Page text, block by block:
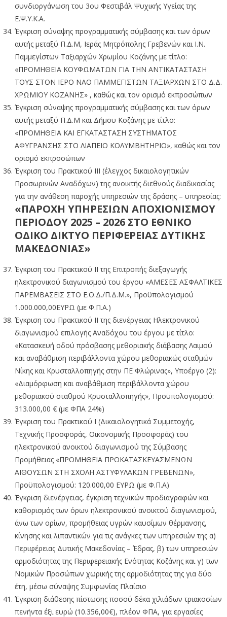
συνδιοργάνωση του 3ου Φεστιβάλ Ψυχικής Υγείας της
Ε.Ψ.Υ.Κ.Α.
Έγκριση σύναψης προγραμματικής σύμβασης και των όρων
αυτής μεταξύ Π.Δ.Μ, Ιεράς Μητρόπολης Γρεβενών και Ι.Ν.
Παμμεγίστων Ταξιαρχών Χρωμίου Κοζάνης με τίτλο:
«ΠΡΟΜΗΘΕΙΑ ΚΟΥΦΩΜΑΤΩΝ ΓΙΑ ΤΗΝ ΑΝΤΙΚΑΤΑΣΤΑΣΗ
ΤΟΥΣ ΣΤΟΝ ΙΕΡΟ ΝΑΟ ΠΑΜΜΕΓΙΣΤΩΝ ΤΑΞΙΑΡΧΩΝ ΣΤΟ Δ.Δ.
ΧΡΩΜΙΟΥ ΚΟΖΑΝΗΣ» , καθώς και τον ορισμό εκπροσώπων
Έγκριση σύναψης προγραμματικής σύμβασης και των όρων
αυτής μεταξύ Π.Δ.Μ και Δήμου Κοζάνης με τίτλο:
«ΠΡΟΜΗΘΕΙΑ ΚΑΙ ΕΓΚΑΤΑΣΤΑΣΗ ΣΥΣΤΗΜΑΤΟΣ
ΑΦΥΓΡΑΝΣΗΣ ΣΤΟ ΛΙΑΠΕΙΟ ΚΟΛΥΜΒΗΤΗΡΙΟ», καθώς και τον
ορισμό εκπροσώπων
Έγκριση του Πρακτικού IIΙ (έλεγχος δικαιολογητικών
Προσωρινών Αναδόχων) της ανοικτής διεθνούς διαδικασίας
για την ανάθεση παροχής υπηρεσιών της δράσης – υπηρεσίας:
«ΠΑΡΟΧΗ ΥΠΗΡΕΣΙΩΝ ΑΠΟΧΙΟΝΙΣΜΟΥ
ΠΕΡΙΟΔΟΥ 2025 – 2026 ΣΤΟ ΕΘΝΙΚΟ
ΟΔΙΚΟ ΔΙΚΤΥΟ ΠΕΡΙΦΕΡΕΙΑΣ ΔΥΤΙΚΗΣ
ΜΑΚΕΔΟΝΙΑΣ»
Έγκριση του Πρακτικού IΙ της Επιτροπής διεξαγωγής
ηλεκτρονικού διαγωνισμού του έργου «ΑΜΕΣΕΣ ΑΣΦΑΛΤΙΚΕΣ
ΠΑΡΕΜΒΑΣΕΙΣ ΣΤΟ Ε.Ο.Δ./Π.Δ.Μ.», Προϋπολογισμού
1.000.000,00ΕΥΡΩ (με Φ.Π.Α.)
Έγκριση του Πρακτικού IΙ της διενέργειας Ηλεκτρονικού
διαγωνισμού επιλογής Αναδόχου του έργου με τίτλο:
«Κατασκευή οδού πρόσβασης μεθοριακής διάβασης Λαιμού
και αναβάθμιση περιβάλλοντα χώρου μεθοριακώς σταθμών
Νίκης και Κρυσταλλοπηγής στην ΠΕ Φλώρινας», Υποέργο (2):
«Διαμόρφωση και αναβάθμιση περιβάλλοντα χώρου
μεθοριακού σταθμού Κρυσταλλοπηγής», Προϋπολογισμού:
313.000,00 € (με ΦΠΑ 24%)
Έγκριση του Πρακτικού Ι (Δικαιολογητικά Συμμετοχής,
Τεχνικής Προσφοράς, Οικονομικής Προσφοράς) του
ηλεκτρονικού ανοικτού διαγωνισμού της Σύμβασης
Προμήθειας «ΠΡΟΜΗΘΕΙΑ ΠΡΟΚΑΤΑΣΚΕΥΑΣΜΕΝΩΝ
ΑΙΘΟΥΣΩΝ ΣΤΗ ΣΧΟΛΗ ΑΣΤΥΦΥΛΑΚΩΝ ΓΡΕΒΕΝΩΝ»,
Προϋπολογισμού: 120.000,00 ΕΥΡΩ (με Φ.Π.Α)
Έγκριση διενέργειας, έγκριση τεχνικών προδιαγραφών και
καθορισμός των όρων ηλεκτρονικού ανοικτού διαγωνισμού,
άνω των ορίων, προμήθειας υγρών καυσίμων θέρμανσης,
κίνησης και λιπαντικών για τις ανάγκες των υπηρεσιών της α)
Περιφέρειας Δυτικής Μακεδονίας – Έδρας, β) των υπηρεσιών
αρμοδιότητας της Περιφερειακής Ενότητας Κοζάνης και γ) των
Νομικών Προσώπων χωρικής της αρμοδιότητας της για δύο
έτη, μέσω σύναψης Συμφωνίας Πλαίσιο
Έγκριση διάθεσης πίστωσης ποσού δέκα χιλιάδων τριακοσίων
πενήντα έξι ευρώ (10.356,00€), πλέον ΦΠΑ, για εργασίες